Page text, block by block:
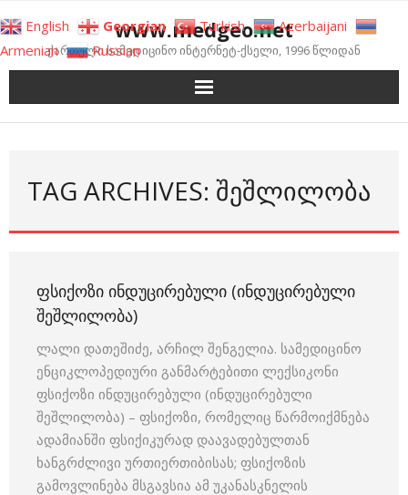
to
content
www.medgeo.net
ქართული სამედიცინო ინტერნეტ-ქსელი, 1996 წლიდან
TAG ARCHIVES: ᲨᲔᲨᲚᲘᲚᲝᲑᲐ
ᲤᲡᲘᲥᲝᲖᲘ ᲘᲜᲓᲣᲪᲘᲠᲔᲑᲣᲚᲘ (ᲘᲜᲓᲣᲪᲘᲠᲔᲑᲣᲚᲘ
ᲨᲔᲨᲚᲘᲚᲝᲑᲐ)
ლალი დათეშიძე, არჩილ შენგელია. სამედიცინო
ენციკლოპედიური განმარტებითი ლექსიკონი
ფსიქოზი ინდუცირებული (ინდუცირებული
შეშლილობა) – ფსიქოზი, რომელიც წარმოიქმნება
ადამიანში ფსიქიკურად დაავადებულთან
ხანგრძლივი ურთიერთიბისას; ფსიქოზის
გამოვლინება მსგავსია ამ უკანასკნელის
English Georgian Turkish
Azerbaijani
Armenian
Russian